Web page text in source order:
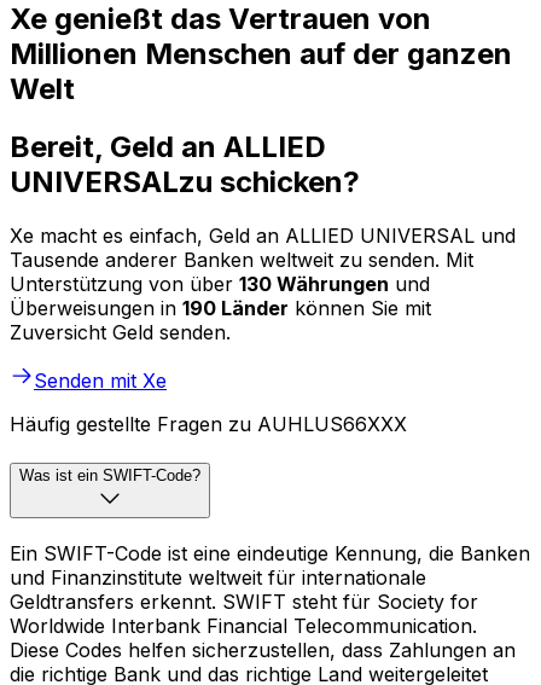
Xe genießt das Vertrauen von
Millionen Menschen auf der ganzen
Welt
Bereit, Geld an ALLIED
UNIVERSALzu schicken?
Xe macht es einfach, Geld an ALLIED UNIVERSAL und
Tausende anderer Banken weltweit zu senden. Mit
Unterstützung von über 130 Währungen und
Überweisungen in 190 Länder können Sie mit
Zuversicht Geld senden.
Senden mit Xe
Häufig gestellte Fragen zu AUHLUS66XXX
Was ist ein SWIFT-Code?
Ein SWIFT-Code ist eine eindeutige Kennung, die Banken
und Finanzinstitute weltweit für internationale
Geldtransfers erkennt. SWIFT steht für Society for
Worldwide Interbank Financial Telecommunication.
Diese Codes helfen sicherzustellen, dass Zahlungen an
die richtige Bank und das richtige Land weitergeleitet